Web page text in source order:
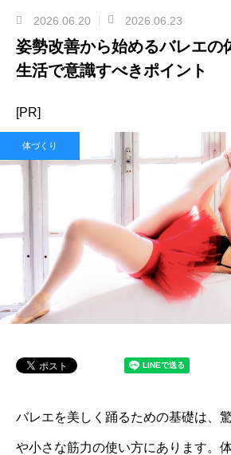
2026.06.20 2026.06.23
姿勢改善から始めるバレエの
生活で意識すべきポイント
[PR]
体づくり
バレエを美しく踊るための基礎は、
や小さな筋力の使い方にあります。